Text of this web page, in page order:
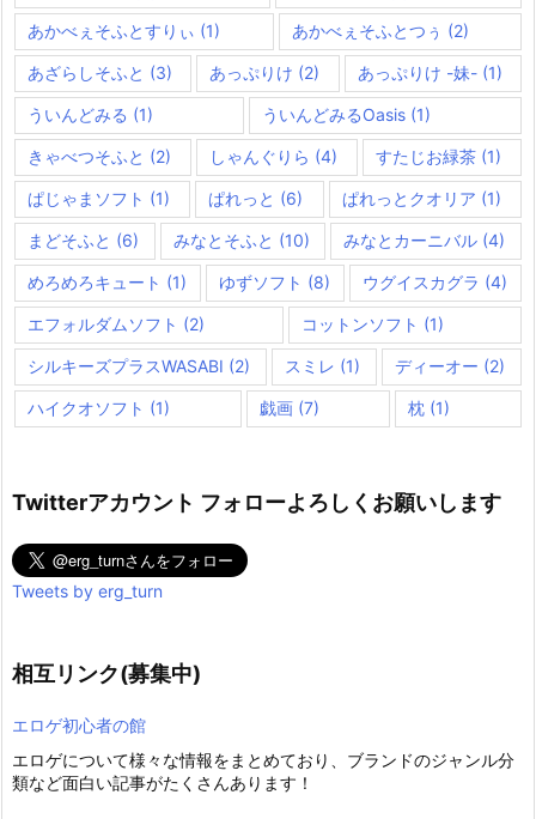
あかべぇそふとすりぃ (1) あかべぇそふとつぅ (2)
あざらしそふと (3) あっぷりけ (2) あっぷりけ -妹-(1)
ういんどみる (1) ういんどみるOasis (1)
きゃべつそふと (2) しゃんぐりら (4) すたじお緑茶 (1)
ぱじゃまソフト (1) ぱれっと (6) ぱれっとクオリア (1)
まどそふと (6) みなとそふと (10) みなとカーニバル (4)
めろめろキュート (1) ゆずソフト (8) ウグイスカグラ (4)
エフォルダムソフト (2) コットンソフト (1)
シルキーズプラスWASABI (2) スミレ (1) ディーオー (2)
ハイクオソフト (1) 戯画(7) 枕 (1)
Twitterアカウント フォローよろしくお願いします
Tweets by erg_turn
相互リンク(募集中)
エロゲ初心者の館
エロゲについて様々な情報をまとめており、ブランドのジャンル分
類など面白い記事がたくさんあります！